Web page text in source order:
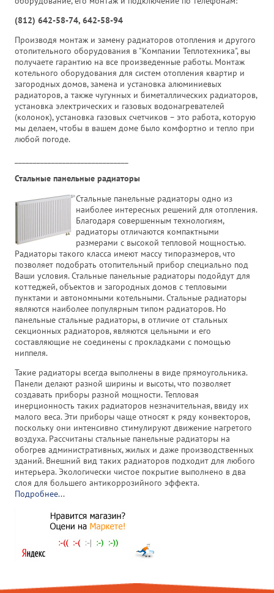
(812) 642-58-74, 642-58-94
Производя монтаж и замену радиаторов отопления и другого
отопительного оборудования в "Компании Теплотехника", вы
получаете гарантию на все произведенные работы. Монтаж
котельного оборудования для систем отопления квартир и
загородных домов, замена и установка алюминиевых
радиаторов, а также чугунных и биметаллических радиаторов,
установка электрических и газовых водонагревателей
(колонок), установка газовых счетчиков – это работа, которую
мы делаем, чтобы в вашем доме было комфортно и тепло при
любой погоде.
Стальные панельные радиаторы
Стальные панельные радиаторы одно из
наиболее интересных решений для отопления.
Благодаря совершенным технологиям,
радиаторы отличаются компактными
размерами с высокой тепловой мощностью.
Радиаторы такого класса имеют массу типоразмеров, что
позволяет подобрать отопительный прибор специально под
Ваши условия. Стальные панельные радиаторы подойдут для
коттеджей, объектов и загородных домов с тепловыми
пунктами и автономными котельными. Стальные радиаторы
являются наиболее популярным типом радиаторов. Но
панельные стальные радиаторы, в отличие от стальных
секционных радиаторов, являются цельными и его
составляющие не соединены с прокладками с помощью
ниппеля.
Такие радиаторы всегда выполнены в виде прямоугольника.
Панели делают разной ширины и высоты, что позволяет
создавать приборы разной мощности. Тепловая
инерционность таких радиаторов незначительная, ввиду их
малого веса. Эти приборы чаще относят к ряду конвекторов,
поскольку они интенсивно стимулируют движение нагретого
воздуха. Рассчитаны стальные панельные радиаторы на
обогрев административных, жилых и даже производственных
зданий. Внешний вид таких радиаторов подходит для любого
интерьера. Экологически чистое покрытие выполнено в два
слоя для большего антикоррозийного эффекта.
Подробнее...